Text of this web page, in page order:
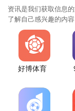
资讯是我们获取信息
了解自己感兴趣的内
好博体育